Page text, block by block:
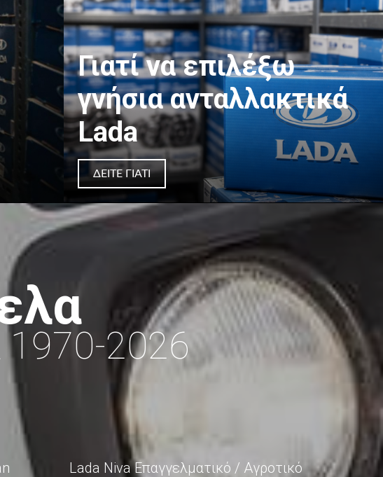
Γιατί να επιλέξω
γνήσια ανταλλακτικά
Lada
ΔΕΊΤΕ ΓΙΑΤΊ
1970-2026
Lada Niva Επαγγελματικό / Αγροτικό